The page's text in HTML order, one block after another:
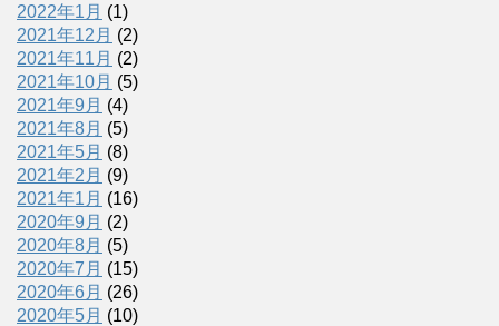
2022年1月 (1)
2021年12月 (2)
2021年11月 (2)
2021年10月 (5)
2021年9月 (4)
2021年8月 (5)
2021年5月 (8)
2021年2月 (9)
2021年1月 (16)
2020年9月 (2)
2020年8月 (5)
2020年7月 (15)
2020年6月 (26)
2020年5月 (10)